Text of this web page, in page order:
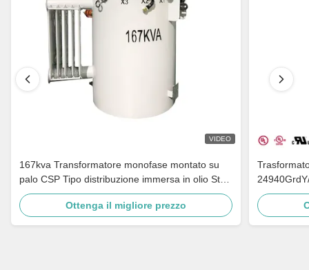
VIDEO
167kva Transformatore monofase montato su
palo CSP Tipo distribuzione immersa in olio Step
Down 4160v A 480v
Ottenga il migliore prezzo